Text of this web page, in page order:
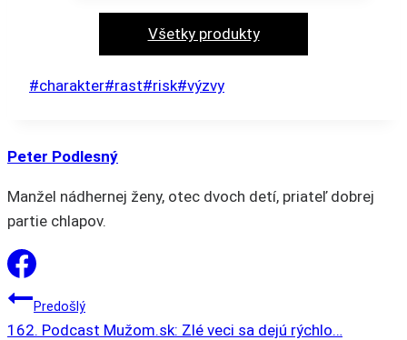
produkt
viacero
variantov.
môžete
na
stránke
Všetky produkty
Post
#charakter#rast#risk#výzvy
Peter Podlesný
Manžel nádhernej ženy, otec dvoch detí, priateľ dobrej
partie chlapov.
NAVIGÁCIA
Predošlý
162. Podcast Mužom.sk: Zlé veci sa dejú rýchlo…